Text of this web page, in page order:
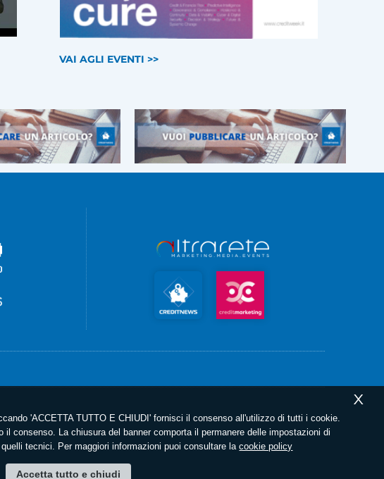
VAI AGLI EVENTI >>
X
'ACCETTA TUTTO E CHIUDI' fornisci il consenso all'utilizzo di tutti i cookie.
consenso. La chiusura del banner comporta il permanere delle impostazioni di
tecnici. Per maggiori informazioni puoi consultare lacookie policy
Accetta tutto e chiudi